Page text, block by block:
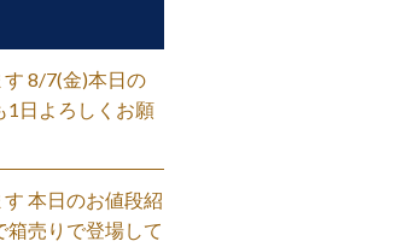
8/7(金)本日の
1日よろしくお願
本日のお値段紹
箱売りで登場して